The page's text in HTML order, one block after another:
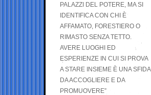
PALAZZI DEL POTERE, MA SI
IDENTIFICA CON CHI È
AFFAMATO, FORESTIERO O
RIMASTO SENZA TETTO.
AVERE LUOGHI ED
ESPERIENZE IN CUI SI PROVA
A STARE INSIEME È UNA SFIDA
DA ACCOGLIERE E DA
PROMUOVERE”